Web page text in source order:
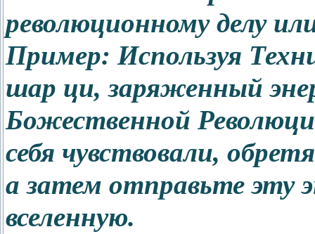
революционному делу
Пример: Используя
шар ци, заряженный
Божественной
себя чувствовали,
а затем отправьте эту
вселенную.